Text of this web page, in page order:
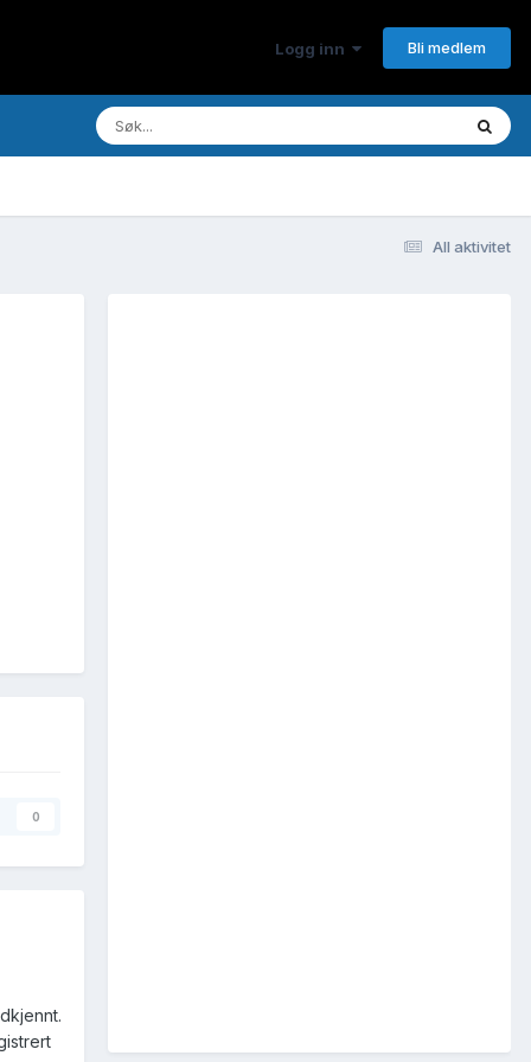
Logg inn Bli medlem
All aktivitet
0